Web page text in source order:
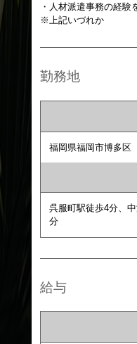
・人材派遣事務の経験
※上記いづれか
勤務地
福岡県福岡市博多区
呉服町駅徒歩4分、
分
給与